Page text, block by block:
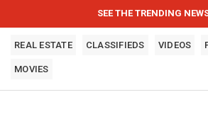
SEE THE TRENDING
REAL ESTATE CLASSIFIEDS VIDEOS
MOVIES